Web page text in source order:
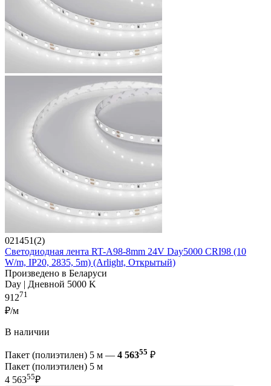
021451(2)
Светодиодная лента RT-A98-8mm 24V Day5000 CRI98 (10
W/m, IP20, 2835, 5m) (Arlight, Открытый)
Произведено в Беларуси
Day | Дневной 5000 K
91271
₽/м
В наличии
Пакет (полиэтилен) 5 м — 4 56355 ₽
Пакет (полиэтилен) 5 м
4 56355₽